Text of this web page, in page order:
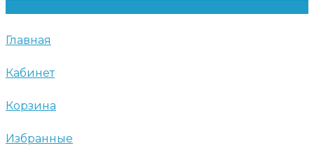
Главная
Кабинет
Корзина
Избранные